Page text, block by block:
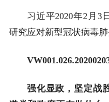
习近平2020年2月3
研究应对新型冠状病毒
强化显政，坚定战